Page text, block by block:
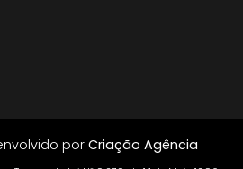
porCriação Agência